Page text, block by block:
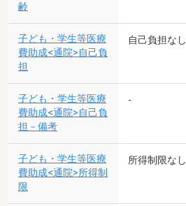
齢
子ども・学生等医療
費助成<通院>自己負
担
自己負担なし
子ども・学生等医療
費助成<通院>自己負
担－備考
-
子ども・学生等医療
費助成<通院>所得制
限
所得制限なし